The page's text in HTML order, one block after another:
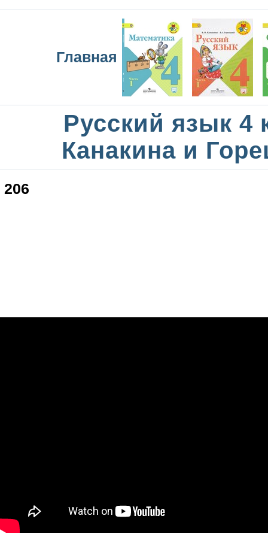
Главная
Русский язык 4
Канакина и
206